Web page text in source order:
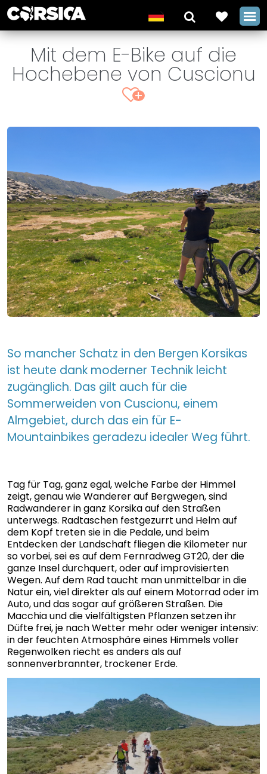
Mit dem E-Bike auf die
Hochebene von Cuscionu
+
So mancher Schatz in den Bergen Korsikas
ist heute dank moderner Technik leicht
zugänglich. Das gilt auch für die
Sommerweiden von Cuscionu, einem
Almgebiet, durch das ein für E-
Mountainbikes geradezu idealer Weg führt.
Tag für Tag, ganz egal, welche Farbe der Himmel
zeigt, genau wie Wanderer auf Bergwegen, sind
Radwanderer in ganz Korsika auf den Straßen
unterwegs. Radtaschen festgezurrt und Helm auf
dem Kopf treten sie in die Pedale, und beim
Entdecken der Landschaft fliegen die Kilometer nur
so vorbei, sei es auf dem Fernradweg GT20, der die
ganze Insel durchquert, oder auf improvisierten
Wegen. Auf dem Rad taucht man unmittelbar in die
Natur ein, viel direkter als auf einem Motorrad oder im
Auto, und das sogar auf größeren Straßen. Die
Macchia und die vielfältigsten Pflanzen setzen ihr
Düfte frei, je nach Wetter mehr oder weniger intensiv:
in der feuchten Atmosphäre eines Himmels voller
Regenwolken riecht es anders als auf
sonnenverbrannter, trockener Erde.